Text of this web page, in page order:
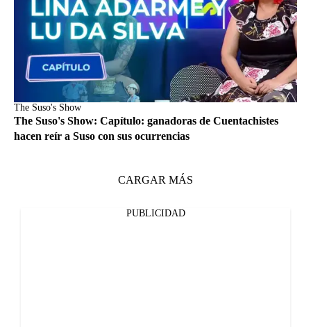
The Suso's Show
The Suso's Show: Capítulo: ganadoras de Cuentachistes
hacen reír a Suso con sus ocurrencias
CARGAR MÁS
PUBLICIDAD